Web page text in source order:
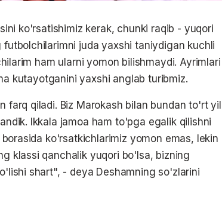
ko'rsatishimiz kerak, chunki raqib - yuqori
juda yaxshi taniydigan kuchli
ham ularni yomon bilishmaydi. Ayrimlari
kutayotganini yaxshi anglab turibmiz.
farq qiladi. Biz Marokash bilan bundan to'rt yil
Ikkala jamoa ham to'pga egalik qilishni
ko'rsatkichlarimiz yomon emas, lekin
klassi qanchalik yuqori bo'lsa, bizning
shart", - deya Deshamning so'zlarini